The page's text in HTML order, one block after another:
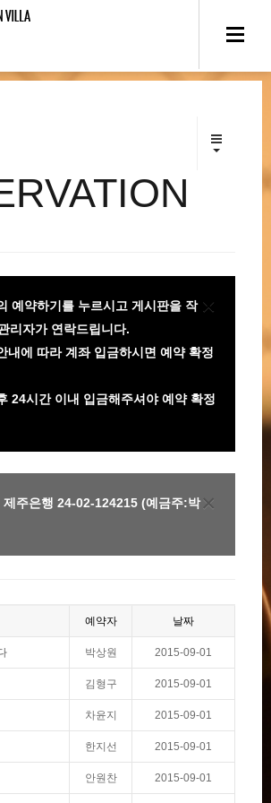
×
예약하기를 누르시고 게시판을 작
리자가 연락드립니다.
내에 따라 계좌 입금하시면 예약 확정
24시간 이내 입금해주셔야 예약 확정
×
제주은행 24-02-124215 (예금주:박
예약자 날짜
박상원 2015-09-01
김형구 2015-09-01
차윤지 2015-09-01
한지선 2015-09-01
안원찬 2015-09-01